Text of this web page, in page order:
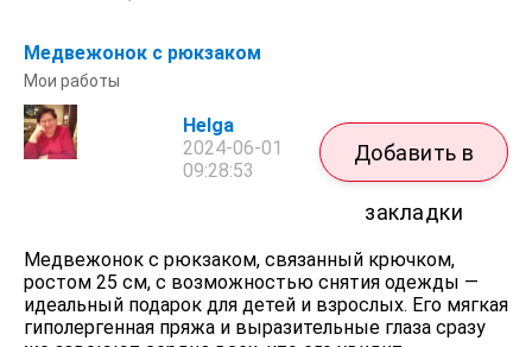
Медвежонок с рюкзаком
Мои работы
Helga
2024-06-01
09:28:53
Добавить в
закладки
Медвежонок с рюкзаком, связанный крючком,
ростом 25 см, с возможностью снятия одежды —
идеальный подарок для детей и взрослых. Его мягкая
гиполергенная пряжа и выразительные глаза сразу